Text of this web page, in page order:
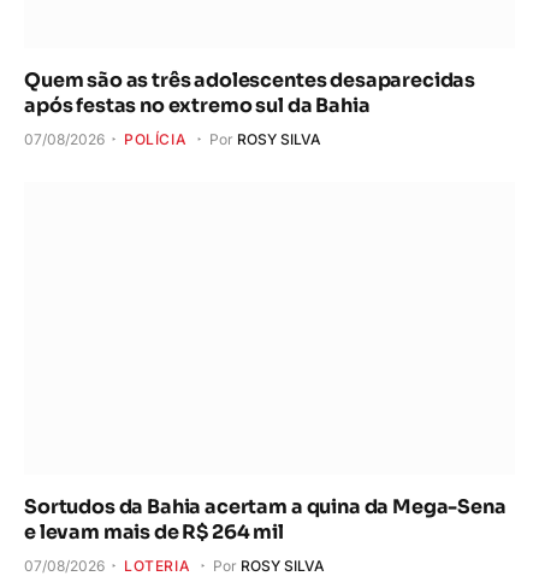
Quem são as três adolescentes desaparecidas
após festas no extremo sul da Bahia
07/08/2026 POLÍCIA Por ROSY SILVA
Sortudos da Bahia acertam a quina da Mega-Sena
e levam mais de R$ 264 mil
07/08/2026 LOTERIA Por ROSY SILVA